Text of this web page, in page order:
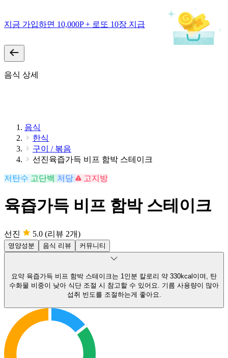
지금 가입하면 10,000P + 로또 10장 지급
음식 상세
음식
한식
구이 / 볶음
선진육즙가득 비프 함박 스테이크
저탄수 고단백 저당 고지방
육즙가득 비프 함박 스테이크
선진 5.0 (리뷰 2개)
영양성분 음식 리뷰 커뮤니티
요약 육즙가득 비프 함박 스테이크는 1인분 칼로리 약 330kcal이며, 탄
수화물 비중이 낮아 식단 조절 시 참고할 수 있어요. 기름 사용량이 많아
섭취 빈도를 조절하는게 좋아요.